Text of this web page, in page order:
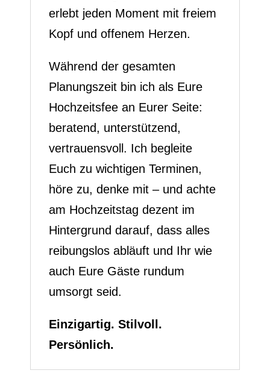
erlebt jeden Moment mit freiem
Kopf und offenem Herzen.
Während der gesamten
Planungszeit bin ich als Eure
Hochzeitsfee an Eurer Seite:
beratend, unterstützend,
vertrauensvoll. Ich begleite
Euch zu wichtigen Terminen,
höre zu, denke mit – und achte
am Hochzeitstag dezent im
Hintergrund darauf, dass alles
reibungslos abläuft und Ihr wie
auch Eure Gäste rundum
umsorgt seid.
Einzigartig. Stilvoll.
Persönlich.